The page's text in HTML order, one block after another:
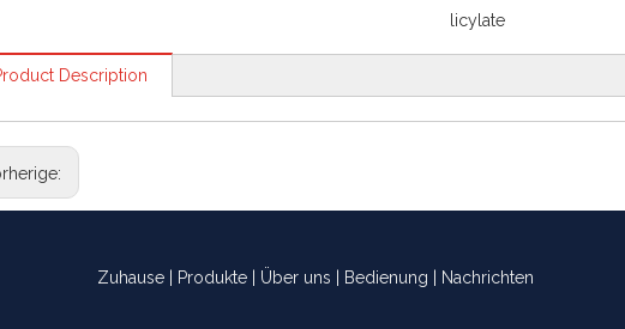
licylate
Description
Zuhause Produkte Über uns Bedienung Nachrichten